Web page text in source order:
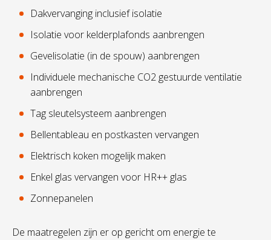
Dakvervanging inclusief isolatie
Isolatie voor kelderplafonds aanbrengen
Gevelisolatie (in de spouw) aanbrengen
Individuele mechanische CO2 gestuurde ventilatie
aanbrengen
Tag sleutelsysteem aanbrengen
Bellentableau en postkasten vervangen
Elektrisch koken mogelijk maken
Enkel glas vervangen voor HR++ glas
Zonnepanelen
De maatregelen zijn er op gericht om energie te